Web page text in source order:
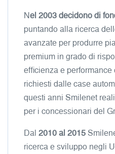
Nel 2003 decidono di
puntando alla ricerca
avanzate per produrre
premium in grado di
efficienza e
richiesti dalle case
questi anni Smilenet
per i concessionari del
Dal 2010 al 2015
ricerca e sviluppo negli